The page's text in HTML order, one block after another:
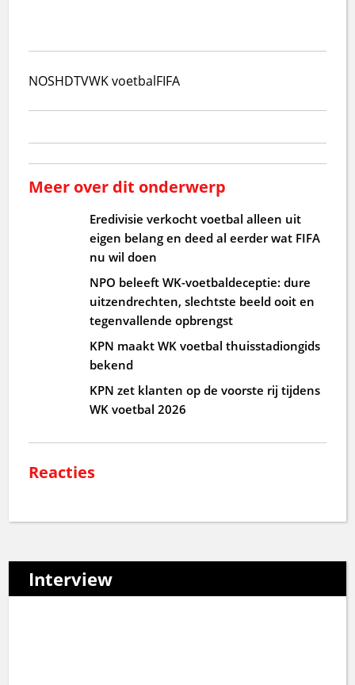
NOSHDTVWK voetbalFIFA
Meer over dit onderwerp
Eredivisie verkocht voetbal alleen uit
eigen belang en deed al eerder wat FIFA
nu wil doen
NPO beleeft WK-voetbaldeceptie: dure
uitzendrechten, slechtste beeld ooit en
tegenvallende opbrengst
KPN maakt WK voetbal thuisstadiongids
bekend
KPN zet klanten op de voorste rij tijdens
WK voetbal 2026
Reacties
Interview